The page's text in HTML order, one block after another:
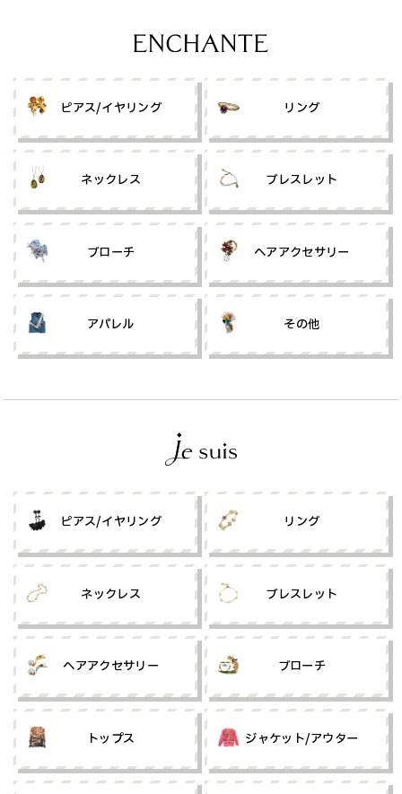
ピアス/イヤリング リング
ネックレス ブレスレット
ブローチ ヘアアクセサリー
アパレル その他
ピアス/イヤリング リング
ネックレス ブレスレット
ヘアアクセサリー ブローチ
トップス ジャケット/アウター